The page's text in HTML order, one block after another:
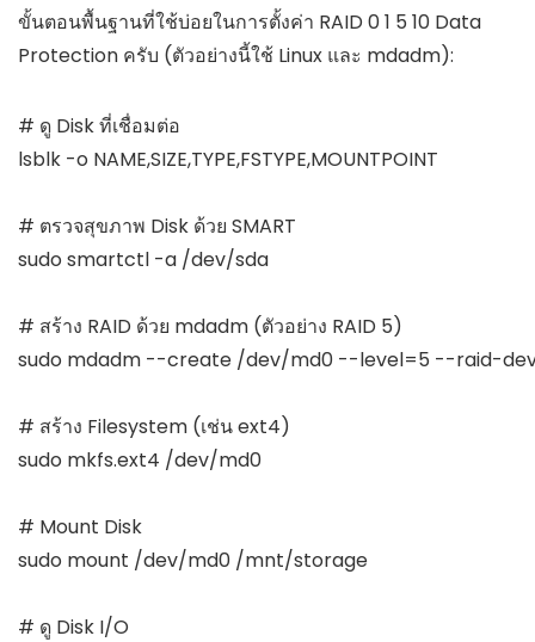
ขั้นตอนพื้นฐานที่ใช้บ่อยในการตั้งค่า RAID 0 1 5 10 Data
Protection ครับ (ตัวอย่างนี้ใช้ Linux และ mdadm):
# ดู Disk ที่เชื่อมต่อ
lsblk -o NAME,SIZE,TYPE,FSTYPE,MOUNTPOINT
# ตรวจสุขภาพ Disk ด้วย SMART
sudo smartctl -a /dev/sda
# สร้าง RAID ด้วย mdadm (ตัวอย่าง RAID 5)
sudo mdadm --create /dev/md0 --level=5 --raid-
# สร้าง Filesystem (เช่น ext4)
sudo mkfs.ext4 /dev/md0
# Mount Disk
sudo mount /dev/md0 /mnt/storage
# ดู Disk I/O